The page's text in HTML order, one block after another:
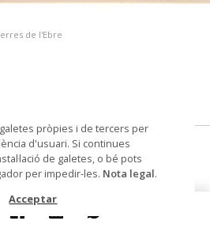
de l'Ebre
overa
1990
pròpies i de tercers per
d'usuari. Si continues
de galetes, o bé pots
per impedir-les. Nota legal.
Acceptar